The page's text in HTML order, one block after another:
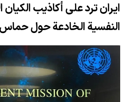
ايران ترد على أكاذيب الكيان
النفسية الخادعة حول